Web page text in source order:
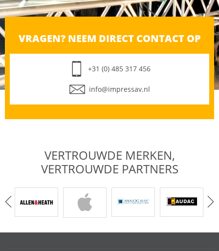
VRAGEN? NEEM DIRECT CONTACT OP
+31 (0) 485 317 456
info@impressav.nl
VERTROUWDE MERKEN,
VERTROUWDE PARTNERS